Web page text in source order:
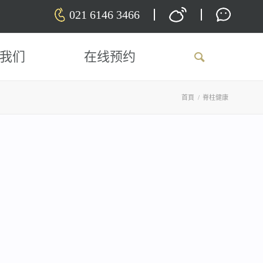
021 6146 3466
们 在线预约
首頁 / 脊柱健康